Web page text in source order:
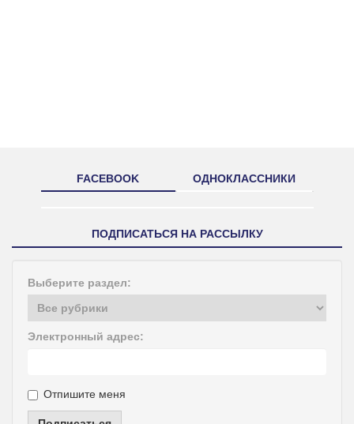
FACEBOOK ОДНОКЛАССНИКИ
ПОДПИСАТЬСЯ НА РАССЫЛКУ
Выберите раздел:
Электронный адрес:
Отпишите меня